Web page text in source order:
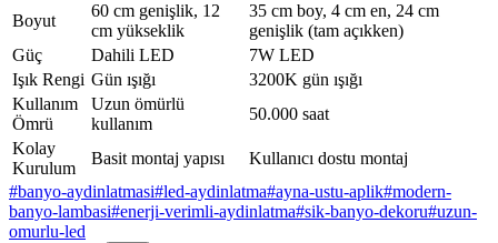
Boyut
60 cm genişlik, 12
cm yükseklik
35 cm boy, 4 cm en, 24 cm
genişlik (tam açıkken)
Güç
Dahili LED
7W LED
Işık Rengi Gün ışığı
3200K gün ışığı
Kullanım
Ömrü
Uzun ömürlü
kullanım
50.000 saat
Kolay
Kurulum
Basit montaj yapısı
Kullanıcı dostu montaj
#banyo-aydinlatmasi#led-aydinlatma#ayna-ustu-aplik#modern-
banyo-lambasi#enerji-verimli-aydinlatma#sik-banyo-dekoru#uzun-
omurlu-led